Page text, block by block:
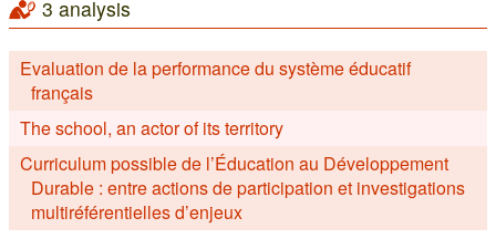
3 analysis
Evaluation de la performance du système éducatif
français
The school, an actor of its territory
Curriculum possible de l’Éducation au Développement
Durable : entre actions de participation et investigations
multiréférentielles d’enjeux